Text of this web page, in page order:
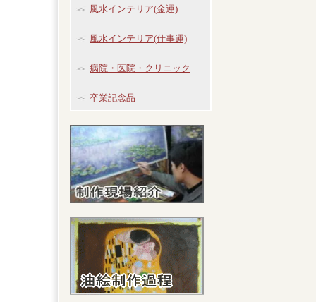
風水インテリア(金運)
風水インテリア(仕事運)
病院・医院・クリニック
卒業記念品